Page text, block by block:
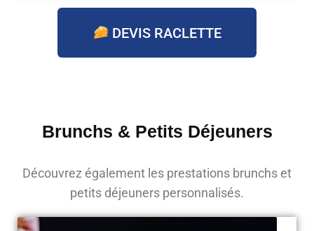
DEVIS RACLETTE
Brunchs & Petits Déjeuners
Découvrez également les prestations brunchs et
petits déjeuners personnalisés.